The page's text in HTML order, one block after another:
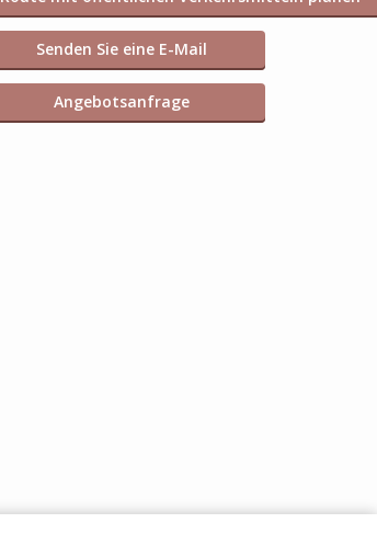
Senden Sie eine E-Mail
Angebotsanfrage